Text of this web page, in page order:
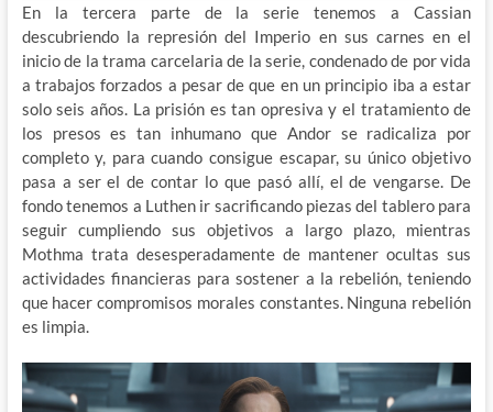
En la tercera parte de la serie tenemos a Cassian
descubriendo la represión del Imperio en sus carnes en el
inicio de la trama carcelaria de la serie, condenado de por vida
a trabajos forzados a pesar de que en un principio iba a estar
solo seis años. La prisión es tan opresiva y el tratamiento de
los presos es tan inhumano que Andor se radicaliza por
completo y, para cuando consigue escapar, su único objetivo
pasa a ser el de contar lo que pasó allí, el de vengarse. De
fondo tenemos a Luthen ir sacrificando piezas del tablero para
seguir cumpliendo sus objetivos a largo plazo, mientras
Mothma trata desesperadamente de mantener ocultas sus
actividades financieras para sostener a la rebelión, teniendo
que hacer compromisos morales constantes. Ninguna rebelión
es limpia.